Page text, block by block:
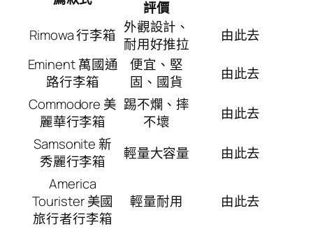
評價
Rimowa 行李箱 外觀設計、
耐用好推拉
由此去
Eminent 萬國通
路行李箱
便宜、堅
固、國貨
由此去
Commodore 美
麗華行李箱
踢不爛、摔
不壞
由此去
Samsonite 新
秀麗行李箱
輕量大容量
由此去
America
Tourister 美國
旅行者行李箱
輕量耐用 由此去